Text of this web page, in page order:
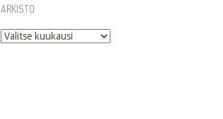
ARKISTO
Arkisto